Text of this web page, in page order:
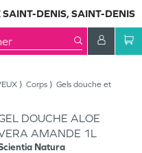
DENIS, SAINT-DENIS
Corps
Gels douche et
DOUCHE ALOE
AMANDE 1L
Natura